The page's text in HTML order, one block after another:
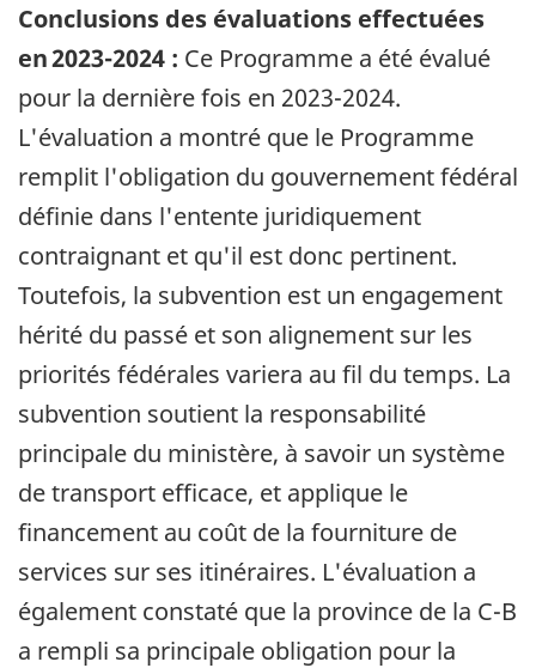
Conclusions des évaluations effectuées
en 2023-2024 : Ce Programme a été évalué
pour la dernière fois en 2023-2024.
L'évaluation a montré que le Programme
remplit l'obligation du gouvernement fédéral
définie dans l'entente juridiquement
contraignant et qu'il est donc pertinent.
Toutefois, la subvention est un engagement
hérité du passé et son alignement sur les
priorités fédérales variera au fil du temps. La
subvention soutient la responsabilité
principale du ministère, à savoir un système
de transport efficace, et applique le
financement au coût de la fourniture de
services sur ses itinéraires. L'évaluation a
également constaté que la province de la C-B
a rempli sa principale obligation pour la